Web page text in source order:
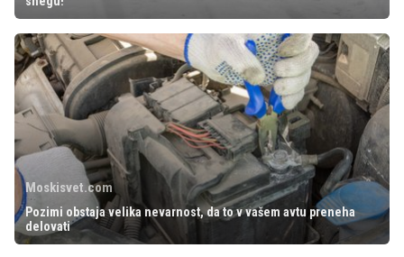
Moskisvet.com
Pozimi obstaja velika nevarnost, da to v vašem avtu preneha
delovati